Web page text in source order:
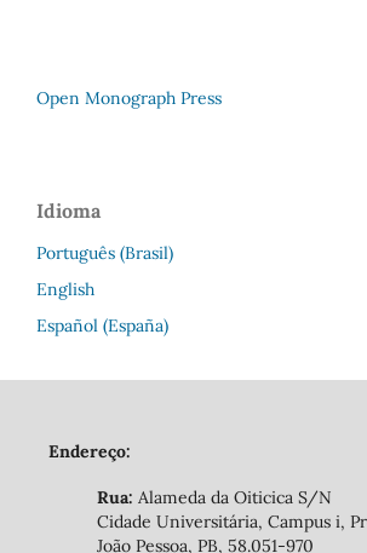
Open Monograph Press
Idioma
Português (Brasil)
English
Español (España)
Endereço:
Rua: Alameda da Oiticica S/N
Cidade Universitária, Campus i,
João Pessoa, PB, 58.051-970